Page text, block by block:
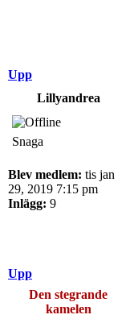
Upp
Lillyandrea
Snaga
Blev medlem: tis jan
29, 2019 7:15 pm
Inlägg: 9
Upp
Den stegrande
kamelen